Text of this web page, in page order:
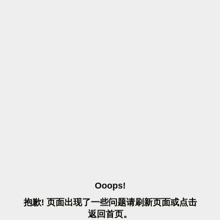
OOOPS!
抱歉! 页面出现了一些问题请刷 新页面或点击
返 回首页。